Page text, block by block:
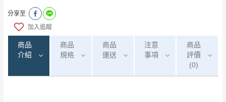
分享至
加入追蹤
商品
介紹
商品
規格
商品
運送
注意
事項
商品
評價
(0)